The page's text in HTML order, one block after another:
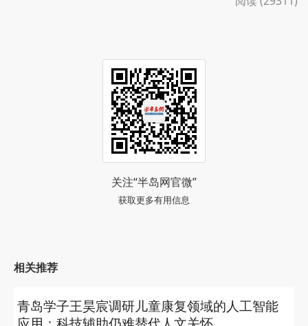
关注“半岛网官微”
获取更多有用信息
相关推荐
青岛学子王昊宸调研儿童康复领域的人工智能